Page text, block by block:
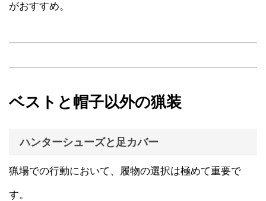
がおすすめ。
ベストと帽子以外の猟装
ハンターシューズと足カバー
猟場での行動において、履物の選択は極めて重要で
す。